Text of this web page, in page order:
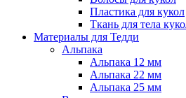
Пластика для кукол
Ткань для тела
Материалы для Тедди
Альпака
Альпака 12 мм
Альпака 22 мм
Альпака 25 мм